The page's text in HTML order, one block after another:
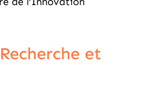
et